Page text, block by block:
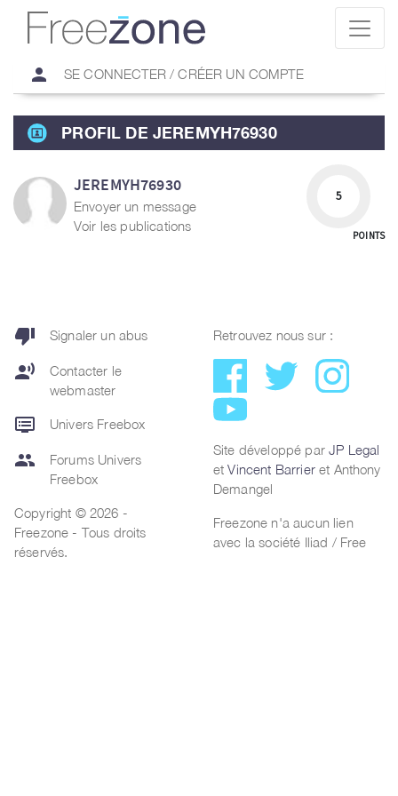
person SE CONNECTER / CRÉER UN COMPTE
PROFIL DE JEREMYH76930
JEREMYH76930
Envoyer un message
Voir les publications
5
POINTS
thumb_down Signaler un abus
record_voice_over
Contacter le
webmaster
dvr Univers Freebox
group
Forums Univers
Freebox
Copyright © 2026 -
Freezone - Tous droits
réservés.
Retrouvez nous sur :
Site développé parJP Legal
etVincent Barrieret Anthony
Demangel
Freezone n'a aucun lien
avec la société Iliad / Free